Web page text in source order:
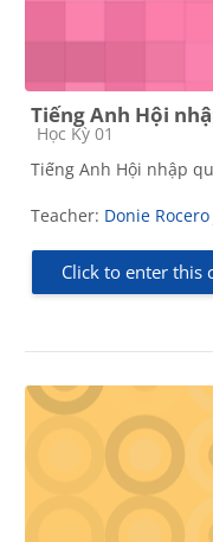
Tiếng Anh Hội
Course category
Học Kỳ 01
Tiếng Anh Hội nhập
Teacher: Donie
Click to enter this